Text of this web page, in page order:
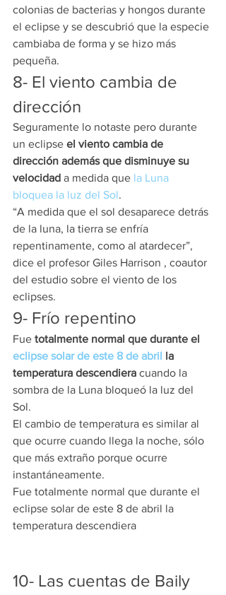
colonias de bacterias y hongos durante
el eclipse y se descubrió que la especie
cambiaba de forma y se hizo más
pequeña.
8- El viento cambia de
dirección
Seguramente lo notaste pero durante
un eclipse el viento cambia de
dirección además que disminuye su
velocidad a medida que la Luna
bloquea la luz del Sol.
“A medida que el sol desaparece detrás
de la luna, la tierra se enfría
repentinamente, como al atardecer”,
dice el profesor Giles Harrison , coautor
del estudio sobre el viento de los
eclipses.
9- Frío repentino
Fue totalmente normal que durante el
eclipse solar de este 8 de abril la
temperatura descendiera cuando la
sombra de la Luna bloqueó la luz del
Sol.
El cambio de temperatura es similar al
que ocurre cuando llega la noche, sólo
que más extraño porque ocurre
instantáneamente.
Fue totalmente normal que durante el
eclipse solar de este 8 de abril la
temperatura descendiera
10- Las cuentas de Baily